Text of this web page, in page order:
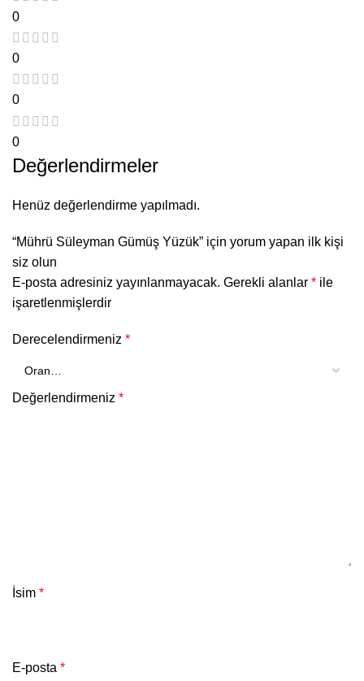
0
0
0
0
Değerlendirmeler
Henüz değerlendirme yapılmadı.
“Mührü Süleyman Gümüş Yüzük” için yorum yapan ilk kişi
siz olun
E-posta adresiniz yayınlanmayacak. Gerekli alanlar * ile
işaretlenmişlerdir
Derecelendirmeniz *
Değerlendirmeniz *
İsim *
E-posta *